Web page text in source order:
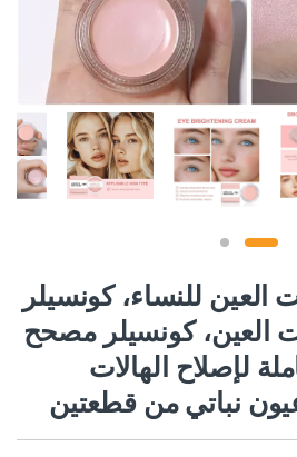
للنساء، كونسيلر
كونسيلر مصحح
لإصلاح الهالات
نباتي من قطعتين